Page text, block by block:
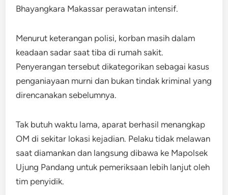
Bhayangkara Makassar perawatan intensif.​
Menurut keterangan polisi, korban masih dalam
keadaan sadar saat tiba di rumah sakit.
Penyerangan tersebut dikategorikan sebagai kasus
penganiayaan murni dan bukan tindak kriminal yang
direncanakan sebelumnya.​
Tak butuh waktu lama, aparat berhasil menangkap
OM di sekitar lokasi kejadian. Pelaku tidak melawan
saat diamankan dan langsung dibawa ke Mapolsek
Ujung Pandang untuk pemeriksaan lebih lanjut oleh
tim penyidik.